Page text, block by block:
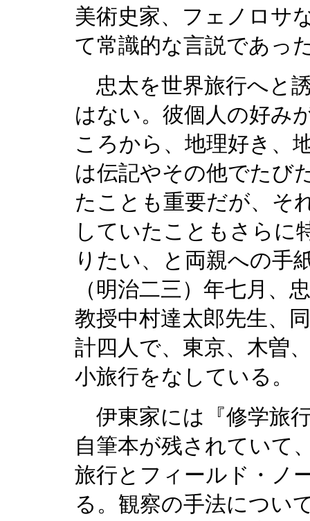
美術史家、フェノロサ
て常識的な言説であっ
忠太を世界旅行へと
はない。彼個人の好み
ころから、地理好き、
は伝記やその他でたび
たことも重要だが、そ
していたこともさらに
りたい、と両親への手
（明治二三）年七月、
教授中村達太郎先生、
計四人で、東京、木曽
小旅行をなしている。
伊東家には『修学旅
自筆本が残されていて
旅行とフィールド・ノ
る。観察の手法につい